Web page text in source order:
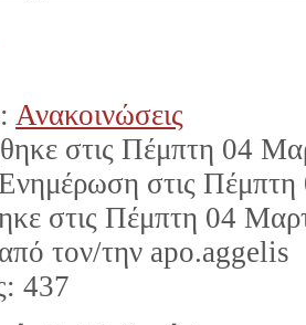
Ανακοινώσεις
στις Πέμπτη 04
Ενημέρωση στις
στις Πέμπτη 04
τον/την apo.aggelis
437